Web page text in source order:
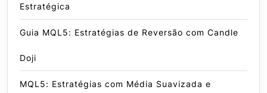
Estratégica
Guia MQL5: Estratégias de Reversão com Candle
Doji
MQL5: Estratégias com Média Suavizada e